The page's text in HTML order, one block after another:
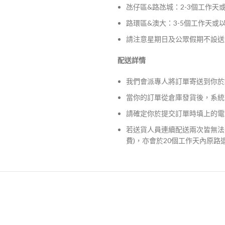
氹仔區&路氹城：2-3個工作天
路環區&澳大：3-5個工作天或
請注意星期日及公眾假期不設
配送詳情
我們會派專人將訂單寄送到你
當你的訂單從倉庫發貨後，系
請確定你於提交訂單時填上的
若送貨人員連續配送兩次皆無
費)，亦會於20個工作天內原路